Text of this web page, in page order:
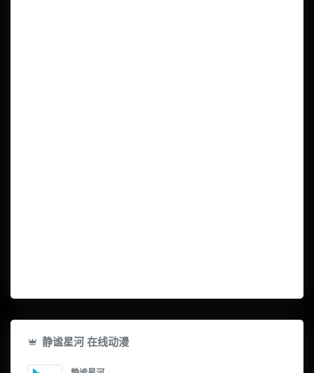
静谧星河 在线动漫